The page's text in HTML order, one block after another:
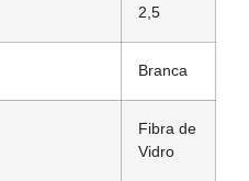
2,5
Branca
Fibra de
Vidro